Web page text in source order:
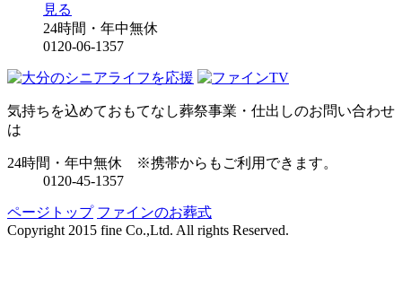
見る
24時間・年中無休
0120-06-1357
気持ちを込めておもてなし葬祭事業・仕出しのお問い合わせ
は
24時間・年中無休
※携帯からもご利用できます。
0120-45-1357
ページトップ ファインのお葬式
Copyright 2015 fine Co.,Ltd. All rights Reserved.